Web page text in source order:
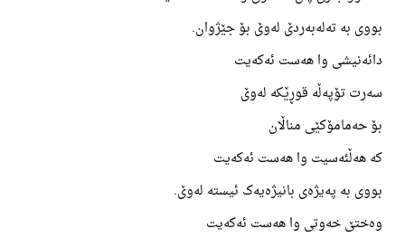
بووی بە تەلەبەردێ لەوێ بۆ جێژوان.
دائەنیشی وا هەست ئەکەیت
سەرت تۆپەڵە قوڕێکە لەوێ
بۆ حەمامۆکێی مناڵان
کە هەڵئەسیت وا هەست ئەکەیت
بووی بە پەیژەی بانیژەیەک ئیستە لەوێ.
وەختێ خەوتی وا هەست ئەکەیت